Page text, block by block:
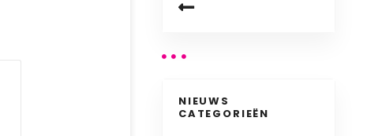
NIEUWS
CATEGORIEËN